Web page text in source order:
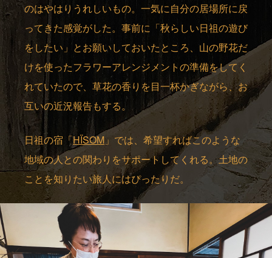
のはやはりうれしいもの。一気に自分の居場所に戻
ってきた感覚がした。事前に「秋らしい日祖の遊び
をしたい」とお願いしておいたところ、山の野花だ
けを使ったフラワーアレンジメントの準備をしてく
れていたので、草花の香りを目一杯かぎながら、お
互いの近況報告もする。
日祖の宿「HÏSOM 」では、希望すればこのような
地域の人との関わりをサポートしてくれる。土地の
ことを知りたい旅人にはぴったりだ。